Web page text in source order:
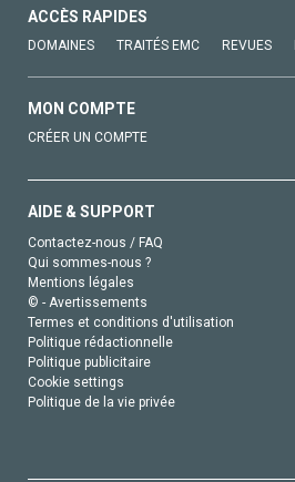
ACCÈS RAPIDES
DOMAINES TRAITÉS EMC REVUES
MON COMPTE
CRÉER UN COMPTE
AIDE & SUPPORT
Contactez-nous / FAQ
Qui sommes-nous ?
Mentions légales
© - Avertissements
Termes et conditions d'utilisation
Politique rédactionnelle
Politique publicitaire
Cookie settings
Politique de la vie privée